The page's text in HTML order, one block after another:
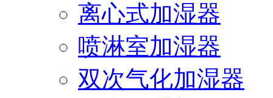
离心式加湿器
喷淋室加湿器
双次气化加湿器